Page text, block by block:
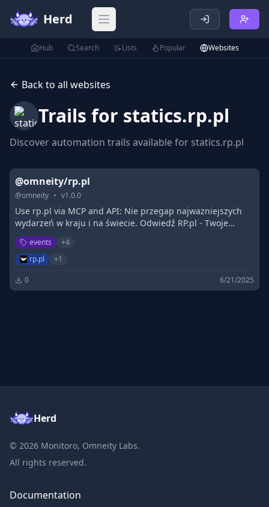
Herd Open main menu
Hub Search Lists Popular Websites
Back to all websites
Trails for statics.rp.pl
Discover automation trails available for statics.rp.pl
@omneity/rp.pl
@omneity • v1.0.0
Use rp.pl via MCP and API: Nie przegap najważniejszych
wydarzeń w kraju i na świecie. Odwiedź RP.pl - Twoje
źródło najświeższych wiadomości na Rzeczpospolitej.
events +4
rp.pl
+1
0 6/21/2025
Herd
© 2026 Monitoro, Omneity Labs.
All rights reserved.
Documentation